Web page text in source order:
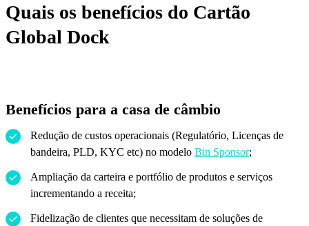
Quais os benefícios do Cartão
Global Dock
Benefícios para a casa de câmbio
Redução de custos operacionais (Regulatório, Licenças de
bandeira, PLD, KYC etc) no modelo Bin Sponsor;
Ampliação da carteira e portfólio de produtos e serviços
incrementando a receita;
Fidelização de clientes que necessitam de soluções de